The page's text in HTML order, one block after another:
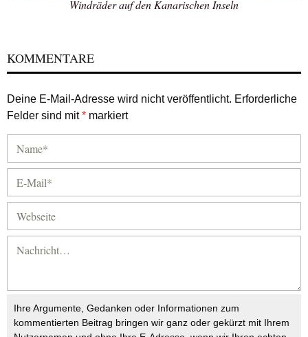
Windräder auf den Kanarischen Inseln
KOMMENTARE
Deine E-Mail-Adresse wird nicht veröffentlicht. Erforderliche
Felder sind mit* markiert
Ihre Argumente, Gedanken oder Informationen zum
kommentierten Beitrag bringen wir ganz oder gekürzt mit Ihrem